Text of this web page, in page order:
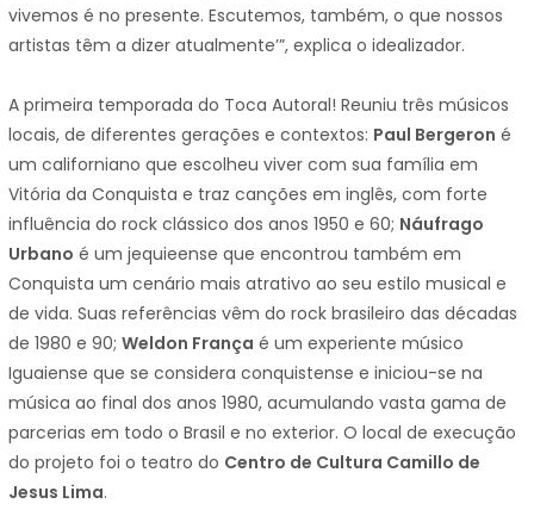
vivemos é no presente. Escutemos, também, o que nossos
artistas têm a dizer atualmente’”, explica o idealizador.
A primeira temporada do Toca Autoral! Reuniu três músicos
locais, de diferentes gerações e contextos: Paul Bergeron é
um californiano que escolheu viver com sua família em
Vitória da Conquista e traz canções em inglês, com forte
influência do rock clássico dos anos 1950 e 60; Náufrago
Urbano é um jequieense que encontrou também em
Conquista um cenário mais atrativo ao seu estilo musical e
de vida. Suas referências vêm do rock brasileiro das décadas
de 1980 e 90; Weldon França é um experiente músico
Iguaiense que se considera conquistense e iniciou-se na
música ao final dos anos 1980, acumulando vasta gama de
parcerias em todo o Brasil e no exterior. O local de execução
do projeto foi o teatro do Centro de Cultura Camillo de
Jesus Lima.